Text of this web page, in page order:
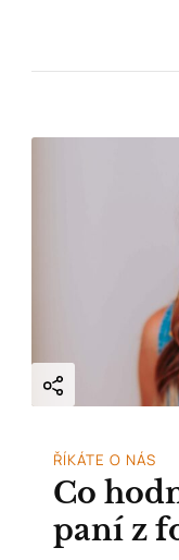
ŘÍKÁTE O NÁS
Co
paní z